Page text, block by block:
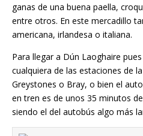
ganas de una buena paella,
entre otros. En este mercadillo
americana, irlandesa o italiana.
Para llegar a Dún Laoghaire
cualquiera de las estaciones de
Greystones o Bray, o bien el
en tren es de unos 35 minutos
siendo el del autobús algo más